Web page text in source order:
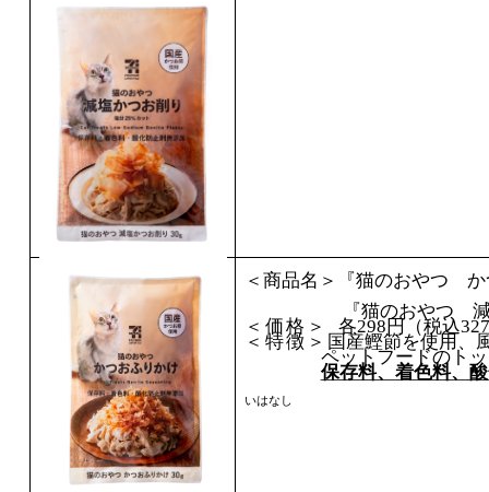
＜商品名＞『猫のおやつ
『猫のおやつ
＜価格＞ 各298 円（税込327
＜特徴＞ 国産鰹節を使用、
ペットフードのト
保存料、着色料、
いはなし